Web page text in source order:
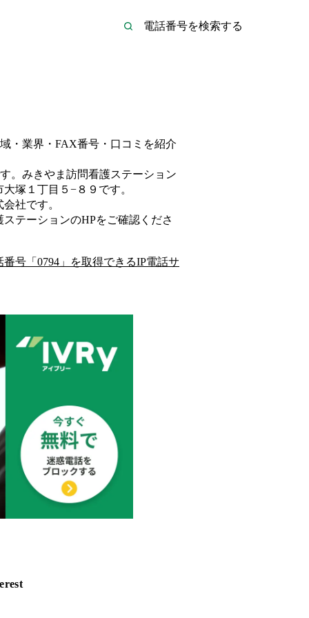
・業界・FAX番号・口コミを紹介
。 みきやま訪問看護ステーション
塚１丁目５−８９ です。
会社です。
ステーションのHPをご確認くださ
号「 0794 」を取得できるIP電話サ